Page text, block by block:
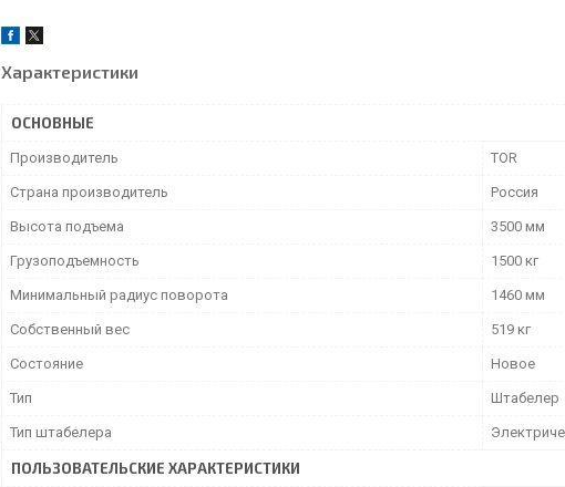
Характеристики
ОСНОВНЫЕ
Производитель TOR
Страна производитель Россия
Высота подъема 3500 мм
Грузоподъемность 1500 кг
Минимальный радиус поворота 1460 мм
Собственный вес 519 кг
Состояние Новое
Тип Штабелер
Тип штабелера
ПОЛЬЗОВАТЕЛЬСКИЕ ХАРАКТЕРИСТИКИ